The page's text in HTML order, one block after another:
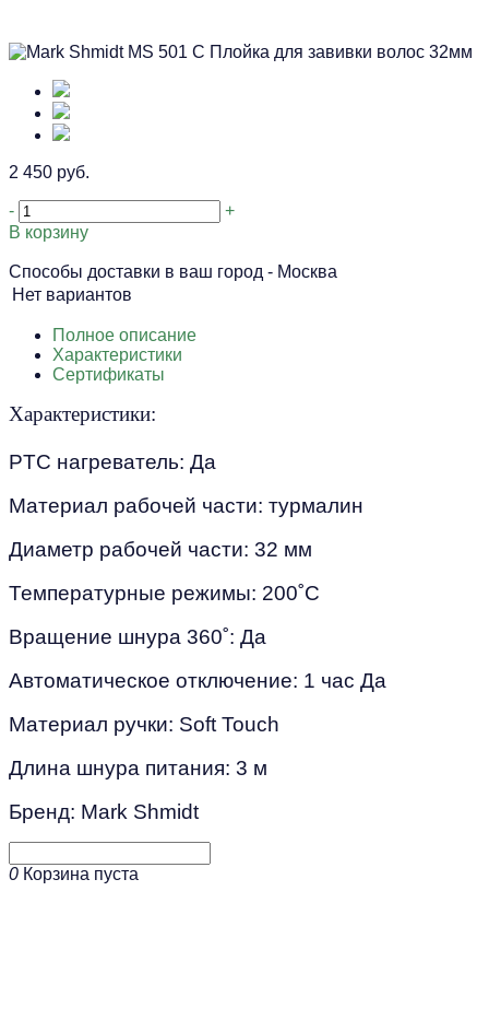
2 450 руб.
-
+
В корзину
Способы доставки в ваш город - Москва
Нет вариантов
Полное описание
Характеристики
Сертификаты
Характеристики:
PTC нагреватель: Да
Материал рабочей части: турмалин
Диаметр рабочей части: 32 мм
Температурные режимы: 200˚С
Вращение шнура 360˚: Да
Автоматическое отключение: 1 час Да
Материал ручки: Soft Touch
Длина шнура питания: 3 м
Бренд: Mark Shmidt
0 Корзина пуста